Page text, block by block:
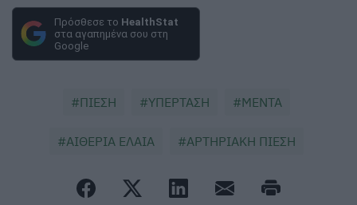
Πρόσθεσε το HealthStat
στα αγαπημένα σου στη
Google
ΠΙΕΣΗ ΥΠΕΡΤΑΣΗ ΜΕΝΤΑ
ΑΙΘΕΡΙΑ ΕΛΑΙΑ ΑΡΤΗΡΙΑΚΗ ΠΙΕΣΗ